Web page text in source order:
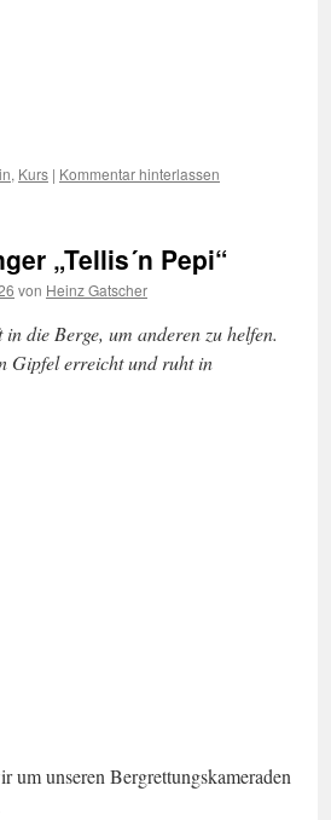
, Kurs | Kommentar hinterlassen
„Tellis´n Pepi“
von Heinz Gatscher
die Berge, um anderen zu helfen.
Gipfel erreicht und ruht in
um unseren Bergrettungskameraden